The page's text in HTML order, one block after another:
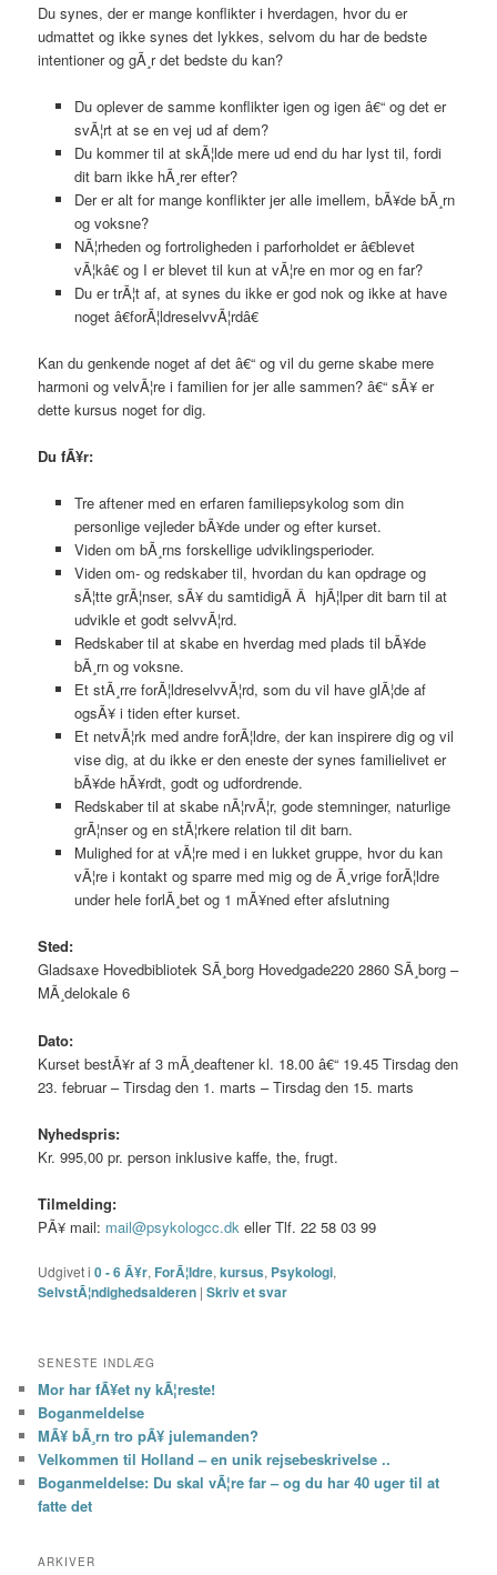
Du synes, der er mange konflikter i hverdagen, hvor du er
udmattet og ikke synes det lykkes, selvom du har de bedste
intentioner og gÃ¸r det bedste du kan?
Du oplever de samme konflikter igen og igen â€“ og det er
svÃ¦rt at se en vej ud af dem?
Du kommer til at skÃ¦lde mere ud end du har lyst til, fordi
dit barn ikke hÃ¸rer efter?
Der er alt for mange konflikter jer alle imellem, bÃ¥de bÃ¸rn
og voksne?
NÃ¦rheden og fortroligheden i parforholdet er â€blevet
vÃ¦kâ€ og I er blevet til kun at vÃ¦re en mor og en far?
Du er trÃ¦t af, at synes du ikke er god nok og ikke at have
noget â€forÃ¦ldreselvvÃ¦rdâ€
Kan du genkende noget af det â€“ og vil du gerne skabe mere
harmoni og velvÃ¦re i familien for jer alle sammen? â€“ sÃ¥ er
dette kursus noget for dig.
Du fÃ¥r:
Tre aftener med en erfaren familiepsykolog som din
personlige vejleder bÃ¥de under og efter kurset.
Viden om bÃ¸rns forskellige udviklingsperioder.
Viden om- og redskaber til, hvordan du kan opdrage og
sÃ¦tte grÃ¦nser, sÃ¥ du samtidigÂ Â hjÃ¦lper dit barn til at
udvikle et godt selvvÃ¦rd.
Redskaber til at skabe en hverdag med plads til bÃ¥de
bÃ¸rn og voksne.
Et stÃ¸rre forÃ¦ldreselvvÃ¦rd, som du vil have glÃ¦de af
ogsÃ¥ i tiden efter kurset.
Et netvÃ¦rk med andre forÃ¦ldre, der kan inspirere dig og vil
vise dig, at du ikke er den eneste der synes familielivet er
bÃ¥de hÃ¥rdt, godt og udfordrende.
Redskaber til at skabe nÃ¦rvÃ¦r, gode stemninger, naturlige
grÃ¦nser og en stÃ¦rkere relation til dit barn.
Mulighed for at vÃ¦re med i en lukket gruppe, hvor du kan
vÃ¦re i kontakt og sparre med mig og de Ã¸vrige forÃ¦ldre
under hele forlÃ¸bet og 1 mÃ¥ned efter afslutning
Sted:
Gladsaxe Hovedbibliotek SÃ¸borg Hovedgade220 2860 SÃ¸borg –
MÃ¸delokale 6
Dato:
Kurset bestÃ¥r af 3 mÃ¸deaftener kl. 18.00 â€“ 19.45 Tirsdag den
23. februar – Tirsdag den 1. marts – Tirsdag den 15. marts
Nyhedspris:
Kr. 995,00 pr. person inklusive kaffe, the, frugt.
Tilmelding:
PÃ¥ mail: mail@psykologcc.dk eller Tlf. 22 58 03 99
Udgivet i 0 - 6 Ã¥r, ForÃ¦ldre,kursus, Psykologi,
SelvstÃ¦ndighedsalderen |Skriv et svar
SENESTE INDLÆG
Mor har fÃ¥et ny kÃ¦reste!
Boganmeldelse
MÃ¥ bÃ¸rn tro pÃ¥ julemanden?
Velkommen til Holland – en unik rejsebeskrivelse ..
Boganmeldelse: Du skal vÃ¦re far – og du har 40 uger til at
fatte det
ARKIVER